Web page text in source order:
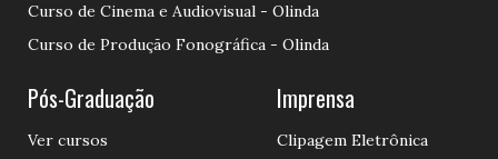
Curso de Cinema e Audiovisual - Olinda
Curso de Produção Fonográfica - Olinda
Pós-Graduação
Ver cursos
Imprensa
Clipagem Eletrônica